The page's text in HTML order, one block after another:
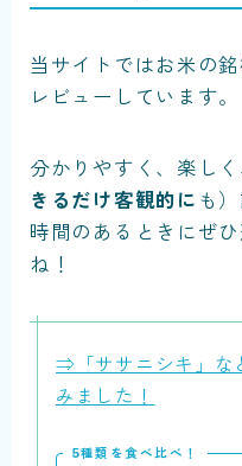
当サイトではお米の
レビューしています。
分かりやすく、楽し
きるだけ客観的に も
時間のあるときにぜ
ね！
⇒「ササニシキ」な
みました！
5種類を食べ比べ！